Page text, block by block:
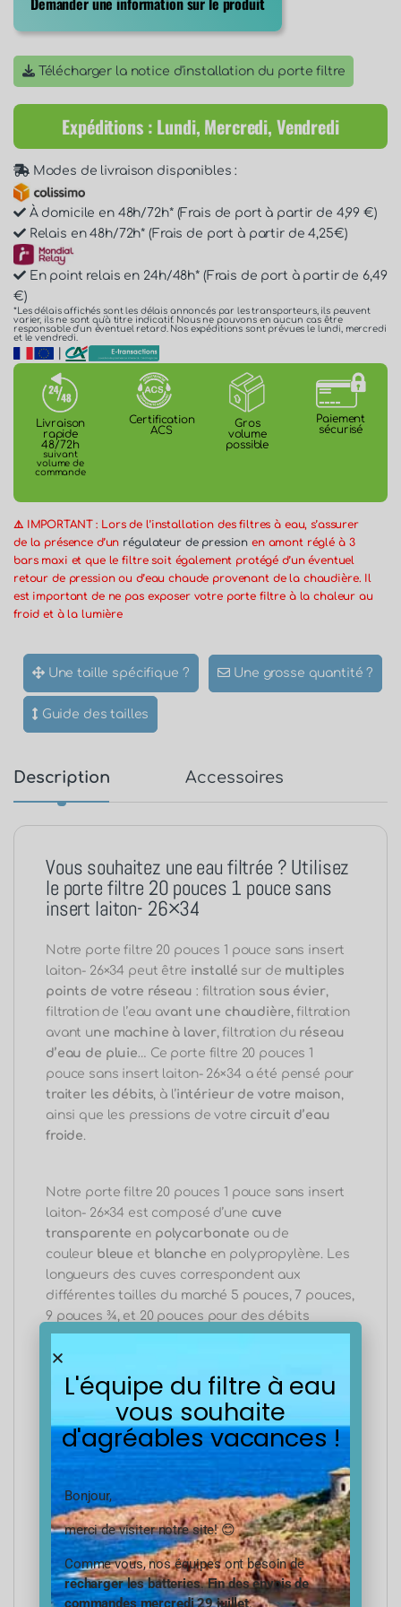
Télécharger la notice d'installation du porte filtre
Expéditions : Lundi, Mercredi, Vendredi
Modes de livraison disponibles :
À domicile en 48h/72h* (Frais de port à partir de 4,99 €)
Relais en 48h/72h* (Frais de port à partir de 4,25€)
En point relais en 24h/48h* (Frais de port à partir de 6,49
€)
*Les délais affichés sont les délais annoncés par les transporteurs, ils peuvent
varier, ils ne sont qu'à titre indicatif. Nous ne pouvons en aucun cas être
responsable d'un éventuel retard. Nos expéditions sont prévues le lundi, mercredi
et le vendredi.
Livraison
rapide
48/72h
suivant
volume de
commande
Certification
ACS
Gros
volume
possible
Paiement
sécurisé
⚠️ IMPORTANT : Lors de l’installation des filtres à eau, s’assurer
de la présence d’un régulateur de pression en amont réglé à 3
bars maxi et que le filtre soit également protégé d’un éventuel
retour de pression ou d’eau chaude provenant de la chaudière. Il
est important de ne pas exposer votre porte filtre à la chaleur au
froid et à la lumière
Une taille spécifique ? Une grosse quantité ?
Guide des tailles
Description Accessoires
Vous souhaitez une eau filtrée ? Utilisez
le porte filtre 20 pouces 1 pouce sans
insert laiton- 26×34
Notre porte filtre 20 pouces 1 pouce sans insert
laiton- 26×34 peut être installé sur de multiples
points de votre réseau : filtration sous évier,
filtration de l’eau avant une chaudière, filtration
avant une machine à laver, filtration du réseau
d’eau de pluie… Ce porte filtre 20 pouces 1
pouce sans insert laiton- 26×34 a été pensé pour
traiter les débits, à l’intérieur de votre maison,
ainsi que les pressions de votre circuit d’eau
froide.
Notre porte filtre 20 pouces 1 pouce sans insert
laiton- 26×34 est composé d’une cuve
transparente enpolycarbonate ou de
couleur bleue et blanche en polypropylène. Les
longueurs des cuves correspondent aux
différentes tailles du marché 5 pouces, 7 pouces,
9 pouces ¾, et 20 pouces pour des débits
supérieurs.
Tous leurs composantsen plastiques
(Polycarbonate, Polypropylène) ont
unecertification alimentaire, c’est pourquoi ces
produits répondent tous à la
Accréditation aux Conformités Sanitaires
certification gouvernementale pour
laconsommation de l’eau potable.
Les différentes applications de votre
porte filtre 20 pouces 1 pouce sans
L'équipe du filtre à eau
vous souhaite
d'agréables vacances !
Bonjour,
merci de visiter notre site! 😊
Comme vous, nos équipes ont besoin de
recharger les batteries.Fin des envois de
commandes mercredi 29 juillet.